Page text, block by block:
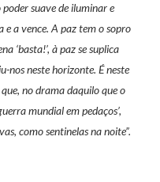
suave de iluminar e
a vence. A paz tem o sopro
‘basta!’, à paz se suplica
nos neste horizonte. É neste
no drama daquilo que o
mundial em pedaços’,
como sentinelas na noite”.